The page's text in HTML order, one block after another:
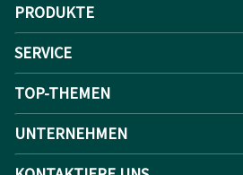
PRODUKTE
SERVICE
TOP-THEMEN
UNTERNEHMEN